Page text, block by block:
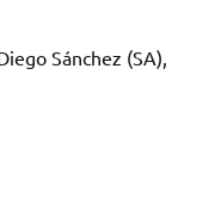
Sánchez (SA),